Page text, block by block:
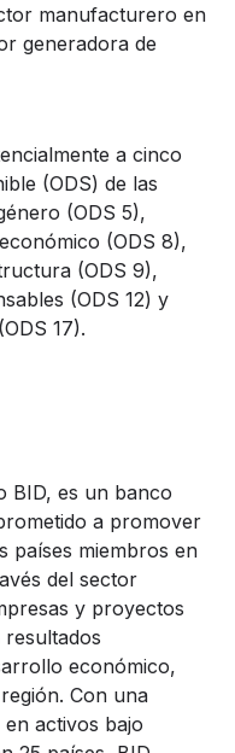
manufacturero en
generadora de
a cinco
(ODS) de las
(ODS 5),
(ODS 8),
(ODS 9),
(ODS 12) y
17).
BID, es un banco
a promover
países miembros en
del sector
y proyectos
económico,
Con una
activos bajo